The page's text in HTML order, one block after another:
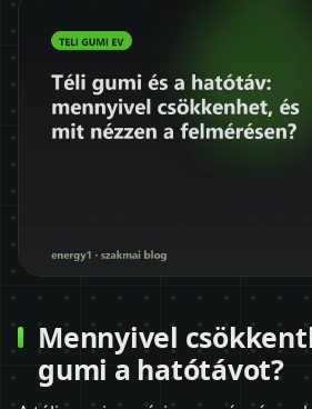
Mennyivel
gumi a hatótávot?